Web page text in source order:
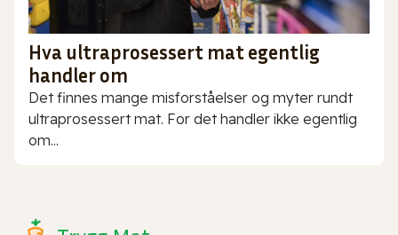
Hva ultraprosessert mat egentlig
handler om
Det finnes mange misforståelser og myter rundt
ultraprosessert mat. For det handler ikke egentlig
om...